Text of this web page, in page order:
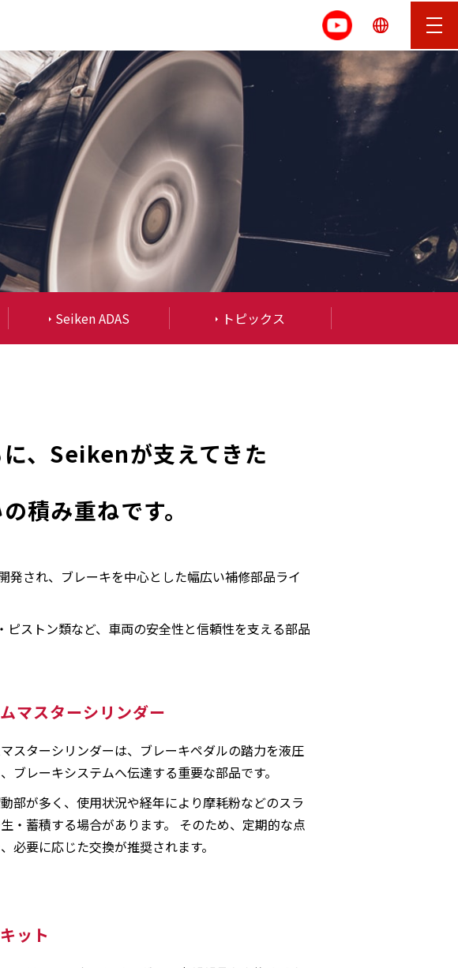
Seiken ADAS トピックス
、Seikenが支えてきた
積み重ねです。
され、ブレーキを中心とした幅広い補修部品ライ
ストン類など、車両の安全性と信頼性を支える部品
マスターシリンダー
スターシリンダーは、ブレーキペダルの踏力を液圧
ブレーキシステムへ伝達する重要な部品です。
部が多く、使用状況や経年により摩耗粉などのスラ
・蓄積する場合があります。 そのため、定期的な点
必要に応じた交換が推奨されます。
ット